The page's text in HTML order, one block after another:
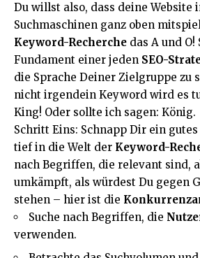
Du willst also, dass deine Website
Suchmaschinen ganz oben
Keyword-Recherche das A und O!
Fundament einer jeden SEO-
die Sprache Deiner Zielgruppe zu
nicht irgendein Keyword wird es
King! Oder sollte ich sagen: König.
Schritt Eins: Schnapp Dir ein
tief in die Welt der Keyword-
nach Begriffen, die relevant sind,
umkämpft, als würdest Du gegen
stehen – hier ist die
Suche nach Begriffen, die
verwenden.